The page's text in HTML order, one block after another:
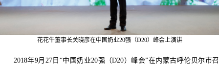
花花牛董事长关晓彦在中国奶业20强（D20）峰会上演讲
2018年9月27日“中国奶业20强（D20）峰会”在内蒙古呼伦贝尔市召